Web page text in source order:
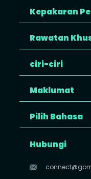
Kepakaran
Rawatan
ciri-ciri
Maklumat
Pilih Bahasa
Hubungi